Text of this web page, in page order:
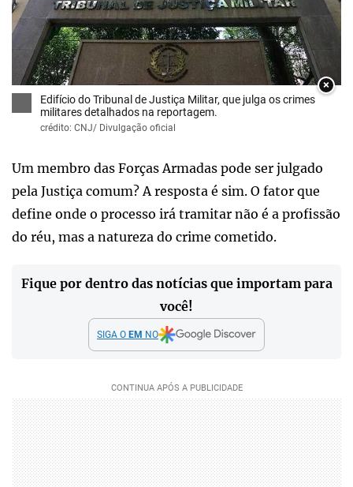
×
Edifício do Tribunal de Justiça Militar, que julga os crimes
militares detalhados na reportagem.
crédito: CNJ/ Divulgação oficial
Um membro das Forças Armadas pode ser julgado
pela Justiça comum? A resposta é sim. O fator que
define onde o processo irá tramitar não é a profissão
do réu, mas a natureza do crime cometido.
Fique por dentro das notícias que importam para
você!
SIGA O EM NO